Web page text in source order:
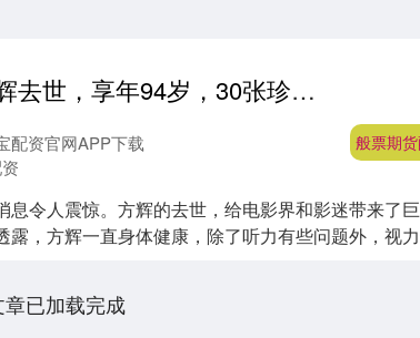
般票期货配资 方辉去世，享年94岁，30张珍贵老照片，深切缅怀这位观众喜爱的老艺术家
般票期
配资官网APP下载
息令人震惊。方辉的去世，给电影界和影迷带来了
露，方辉一直身体健康，除了听力有些问题外，视
已加载完成